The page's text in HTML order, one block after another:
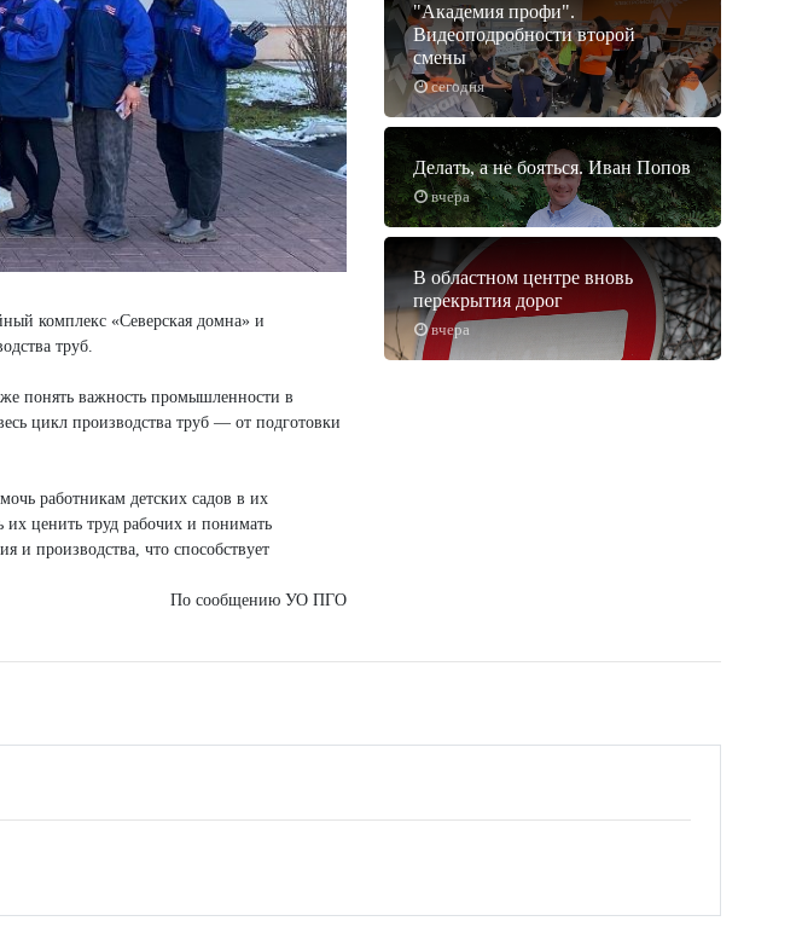
комплекс «Северская домна» и
труб.
понять важность промышленности в
цикл производства труб — от подготовки
работникам детских садов в их
их ценить труд рабочих и понимать
и производства, что способствует
По сообщению УО ПГО
сегодня
"Академия профи".
Видеоподробности второй
смены
вчера
Делать, а не бояться. Иван Попов
вчера
В областном центре вновь
перекрытия дорог